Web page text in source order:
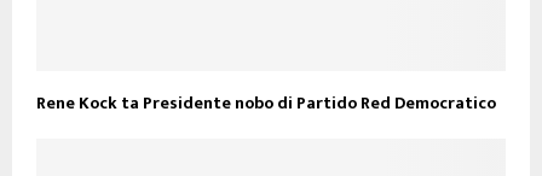
Rene Kock ta Presidente nobo di Partido Red Democratico